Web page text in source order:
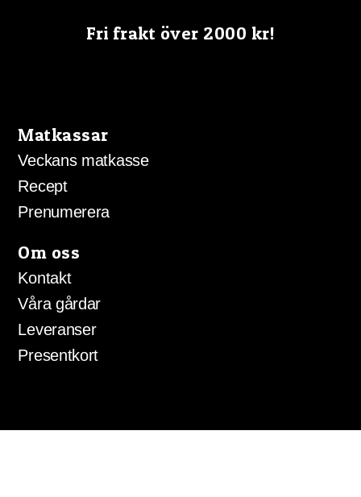
Fri frakt över 2000 kr!
Matkassar
Veckans matkasse
Recept
Prenumerera
Om oss
Kontakt
Våra gårdar
Leveranser
Presentkort